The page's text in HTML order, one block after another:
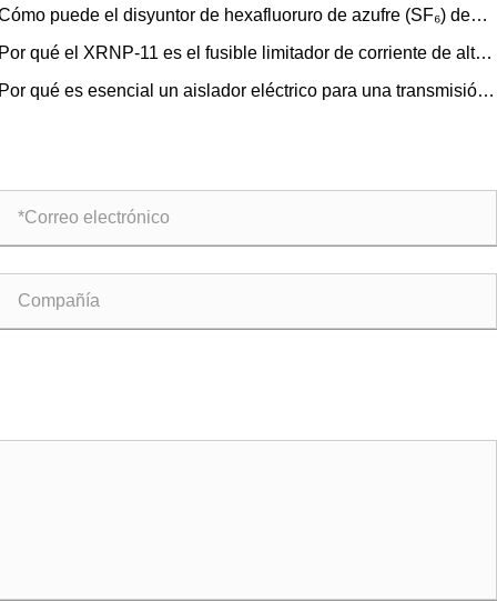
puede el disyuntor de hexafluoruro de azufre (SF₆) de
alto voltaje para exteriores LW36-126 mejorar la
de los sistemas de energía modernos?
qué el XRNP-11 es el fusible limitador de corriente de alto
preferido para la protección de transformadores?
qué es esencial un aislador eléctrico para una transmisión